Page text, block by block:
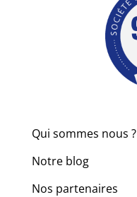
Qui sommes nous ?
Notre blog
Nos partenaires